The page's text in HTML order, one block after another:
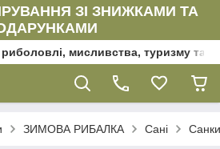
ЗІ ЗНИЖКАМИ ТА
мисливства, туризму та
ЗИМОВА РИБАЛКА Сані